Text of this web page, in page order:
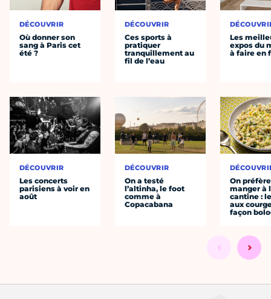
DÉCOUVRIR
Où donner son
sang à Paris cet
été ?
DÉCOUVRIR
Les concerts
parisiens à voir en
août
DÉCOUVRIR
Ces sports à
pratiquer
tranquillement au
fil de l’eau
DÉCOUVRIR
On a testé
l’altinha, le foot
comme à
Copacabana
Les
expos du
à faire en
On préfère
manger à
cantine :
aux
façon